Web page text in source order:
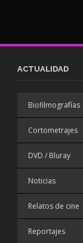
ACTUALIDAD
Biofilmografías
Cortometrajes
DVD / Bluray
Noticias
Relatos de cine
Reportajes